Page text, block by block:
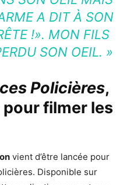
A DIT À SON
!». MON FILS
SON OEIL. »
Policières,
filmer les
vient d’être lancée pour
Disponible sur